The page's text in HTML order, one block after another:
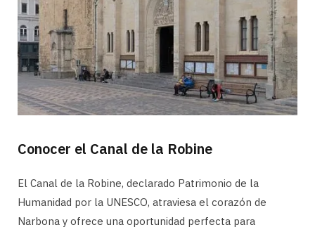
Conocer el Canal de la Robine
El Canal de la Robine, declarado Patrimonio de la
Humanidad por la UNESCO, atraviesa el corazón de
Narbona y ofrece una oportunidad perfecta para